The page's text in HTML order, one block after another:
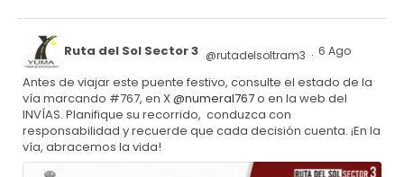
Ruta del Sol Sector 3 @rutadelsoltram3 · 6 Ago
Antes de viajar este puente festivo, consulte el estado de la
vía marcando #767, en X@numeral767o en la web del
INVÍAS. Planifique su recorrido, conduzca con
responsabilidad y recuerde que cada decisión cuenta. ¡En la
vía, abracemos la vida!